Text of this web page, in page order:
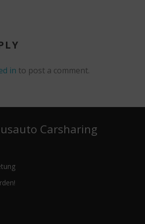
in to post a comment.
Carsharing